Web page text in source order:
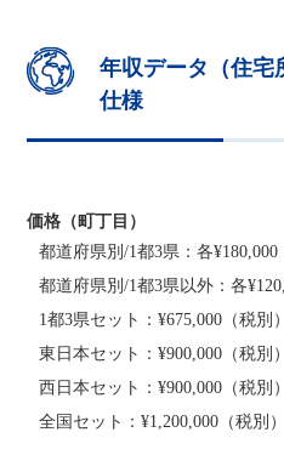
年収データ（住宅
仕様
価格（町丁目）
都道府県別/1都3県：各¥180,000
都道府県別/1都3県以外：各
1都3県セット：¥675,000（税別）
東日本セット：¥900,000（税別）
西日本セット：¥900,000（税別）
全国セット：¥1,200,000（税別）